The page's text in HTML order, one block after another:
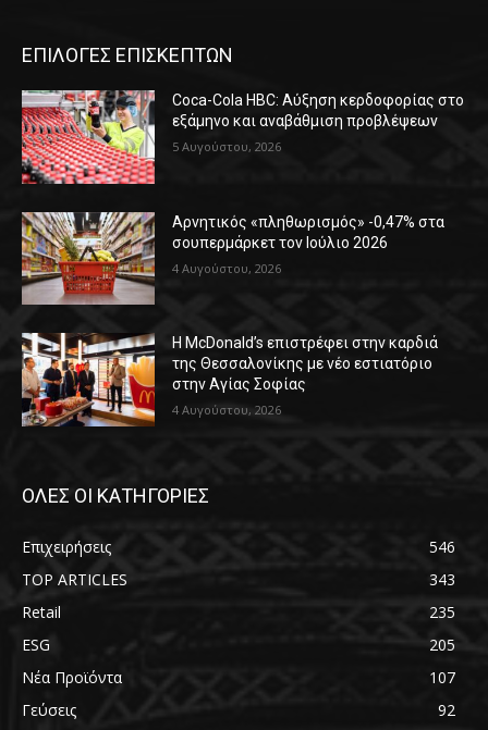
ΕΠΙΛΟΓΕΣ ΕΠΙΣΚΕΠΤΩΝ
Coca-Cola HBC: Αύξηση κερδοφορίας στο
εξάμηνο και αναβάθμιση προβλέψεων
5 Αυγούστου, 2026
Αρνητικός «πληθωρισμός» -0,47% στα
σουπερμάρκετ τον Ιούλιο 2026
4 Αυγούστου, 2026
Η McDonald’s επιστρέφει στην καρδιά
της Θεσσαλονίκης με νέο εστιατόριο
στην Αγίας Σοφίας
4 Αυγούστου, 2026
ΟΛΕΣ ΟΙ ΚΑΤΗΓΟΡΙΕΣ
Επιχειρήσεις
546
TOP ARTICLES
343
Retail
235
ESG
205
Νέα Προϊόντα
107
Γεύσεις
92